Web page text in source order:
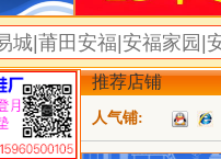
推荐店铺
人气铺: